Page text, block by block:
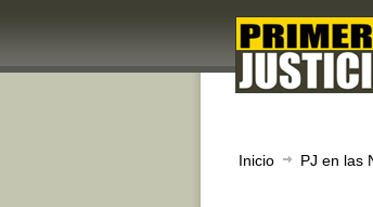
Inicio PJ en las